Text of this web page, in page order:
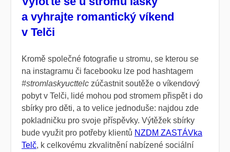
a vyhrajte romantický víkend
v Telči
Kromě společné fotografie u stromu, se kterou se
na instagramu či facebooku lze pod hashtagem
#stromlaskyucttelc zúčastnit soutěže o víkendový
pobyt v Telči, lidé mohou pod stromem přispět i do
sbírky pro děti, a to velice jednoduše: najdou zde
pokladničku pro svoje příspěvky. Výtěžek sbírky
bude využit pro potřeby klientů NZDM ZASTÁVka
Telč, k celkovému zkvalitnění nabízené sociální